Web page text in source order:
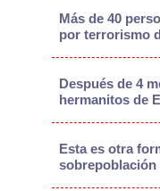
Más de 40
por terrorismo
Después de 4
hermanitos de
Esta es otra
sobrepoblación